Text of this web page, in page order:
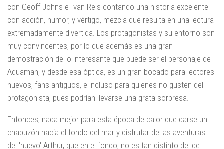
con Geoff Johns e Ivan Reis contando una historia excelente
con acción, humor, y vértigo, mezcla que resulta en una lectura
extremadamente divertida. Los protagonistas y su entorno son
muy convincentes, por lo que además es una gran
demostración de lo interesante que puede ser el personaje de
Aquaman, y desde esa óptica, es un gran bocado para lectores
nuevos, fans antiguos, e incluso para quienes no gusten del
protagonista, pues podrían llevarse una grata sorpresa.
Entonces, nada mejor para esta época de calor que darse un
chapuzón hacia el fondo del mar y disfrutar de las aventuras
del 'nuevo' Arthur, que en el fondo, no es tan distinto del de